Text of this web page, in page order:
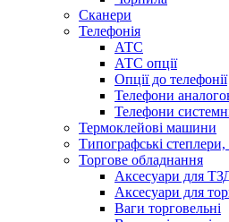
Сканери
Телефонія
АТС
АТС опції
Опції до телефонії
Телефони
Телефони
Термоклейові машини
Типографські
Торгове обладнання
Аксесуари для
Аксесуари для
Ваги торговельні